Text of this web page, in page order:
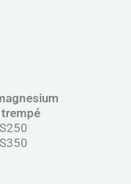
trempé
S250
S350